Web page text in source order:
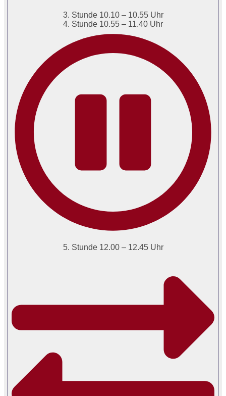
3. Stunde 10.10 – 10.55 Uhr
4. Stunde 10.55 – 11.40 Uhr
5. Stunde 12.00 – 12.45 Uhr